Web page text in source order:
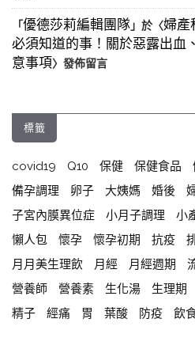
「優德莎莉編輯團隊」於〈婦產
必須知道的事！關於惡露出血
意事項〉發佈留言
標籤
covid19 Q10 保健 保健食品
備孕調理
卵子 大姨媽 婚後
子宮內膜異位症
小月子調理 小
懶人包
懷孕 懷孕初期 抗疫
月月美生理飲
月經 月經週期
營養師
營養素 生化湯 生理期
精子
經痛 胃 葉酸 防疫 飲